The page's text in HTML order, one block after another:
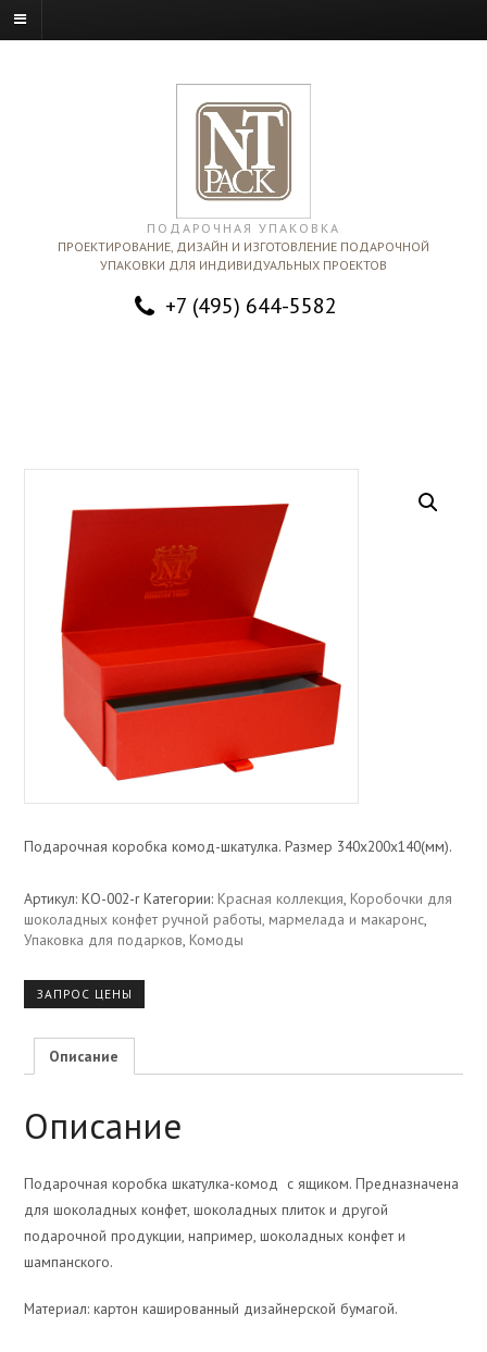
ПОДАРОЧНАЯ УПАКОВКА
ПРОЕКТИРОВАНИЕ, ДИЗАЙН И ИЗГОТОВЛЕНИЕ ПОДАРОЧНОЙ
УПАКОВКИ ДЛЯ ИНДИВИДУАЛЬНЫХ ПРОЕКТОВ
+7 (495) 644-5582
Подарочная коробка комод-шкатулка. Размер 340х200х140(мм).
Артикул: КО-002-r Категории: Красная коллекция, Коробочки для
шоколадных конфет ручной работы, мармелада и макаронс,
Упаковка для подарков, Комоды
ЗАПРОС ЦЕНЫ
Описание
Описание
Подарочная коробка шкатулка-комод с ящиком. Предназначена
для шоколадных конфет, шоколадных плиток и другой
подарочной продукции, например, шоколадных конфет и
шампанского.
Материал: картон кашированный дизайнерской бумагой.